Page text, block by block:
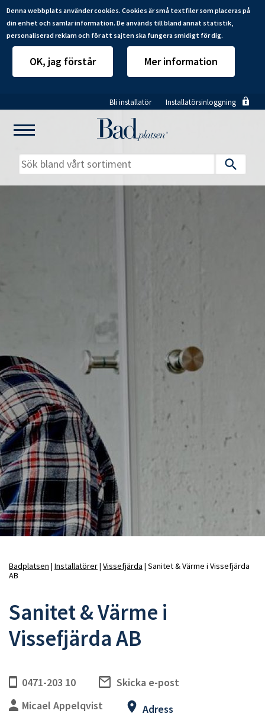
Denna webbplats använder cookies. Cookies är små textfiler som placeras på
din enhet och samlar information. De används till bland annat statistik,
personaliserad reklam och för att sajten ska fungera smidigt för dig.
OK, jag förstår Mer information
till
huvudinnehåll
Bli installatör Installatörsinloggning
Våra varumärken
Länkstig
Badplatsen Installatörer Vissefjärda Sanitet & Värme i Vissefjärda
AB
Sanitet & Värme i
Vissefjärda AB
0471-203 10
Skicka e-post
Micael Appelqvist
Adress